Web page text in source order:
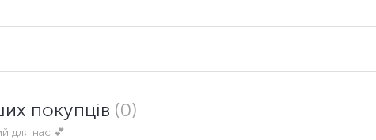
покупців (0)
для нас 💕